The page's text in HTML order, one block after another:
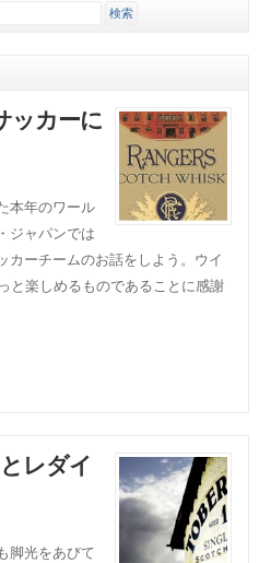
ッカーに
本年のワール
ジャパンでは
カーチームのお話をしよう。ウイ
と楽しめるものであることに感謝
レダイ
脚光をあびて